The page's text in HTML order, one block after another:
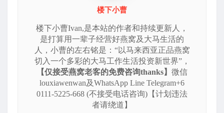
楼下小曹
楼下小曹Ivan,是本站的作者和持续更新人，
是打算用一辈子经营好燕窝及大马生活的
人，小曹的左右铭是：“以马来西亚正品燕窝
切入一个多彩的大马工作生活投资新世界”，
【仅接受燕窝老客的免费咨询thanks】 微信
louxiawenwan及WhatsApp Line Telegram+6
0111-5225-668 (不接受电话咨询)【计划违法
者请绕道】